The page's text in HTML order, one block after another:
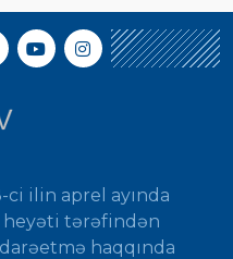
ci ilin aprel ayında
heyəti tərəfindən
haqqında